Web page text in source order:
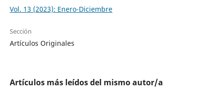
Vol. 13 (2023): Enero-Diciembre
Sección
Artículos Originales
Artículos más leídos del mismo autor/a